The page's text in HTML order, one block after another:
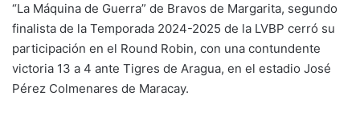
“La Máquina de Guerra” de Bravos de Margarita, segundo
finalista de la Temporada 2024-2025 de la LVBP cerró su
participación en el Round Robin, con una contundente
victoria 13 a 4 ante Tigres de Aragua, en el estadio José
Pérez Colmenares de Maracay.